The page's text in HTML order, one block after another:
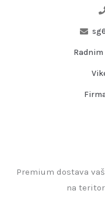
Radnim
Premium dostava
na